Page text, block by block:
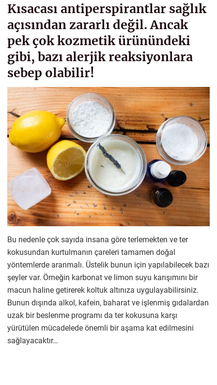
Kısacası antiperspirantlar sağlık
açısından zararlı değil. Ancak
pek çok kozmetik ürünündeki
gibi, bazı alerjik reaksiyonlara
sebep olabilir!
Bu nedenle çok sayıda insana göre terlemekten ve ter
kokusundan kurtulmanın çareleri tamamen doğal
yöntemlerde aranmalı. Üstelik bunun için yapılabilecek bazı
şeyler var. Örneğin karbonat ve limon suyu karışımını bir
macun haline getirerek koltuk altınıza uygulayabilirsiniz.
Bunun dışında alkol, kafein, baharat ve işlenmiş gıdalardan
uzak bir beslenme programı da ter kokusuna karşı
yürütülen mücadelede önemli bir aşama kat edilmesini
sağlayacaktır…